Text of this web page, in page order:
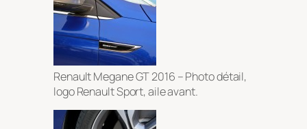
Renault Megane GT 2016 – Photo détail,
logo Renault Sport, aile avant.